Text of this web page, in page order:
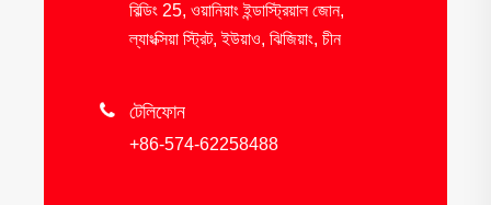
বিল্ডিং 25, ওয়ানিয়াং ইন্ডাস্ট্রিয়াল জোন,
ল্যাংক্সিয়া স্ট্রিট, ইউয়াও, ঝিজিয়াং, চীন
 টেলিফোন
+86-574-62258488